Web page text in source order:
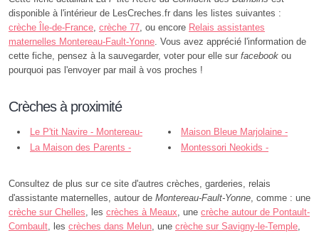
disponible à l'intérieur de LesCreches.fr dans les listes suivantes :
crèche Île-de-France, crèche 77, ou encore Relais assistantes
maternelles Montereau-Fault-Yonne. Vous avez apprécié l'information de
cette fiche, pensez à la sauvegarder, voter pour elle sur facebook ou
pourquoi pas l'envoyer par mail à vos proches !
Crèches à proximité
Le P'tit Navire - Montereau-
Fault-Yonne
Maison Bleue Marjolaine -
Montereau-Fault-Yonne
La Maison des Parents -
Montessori Neokids -
Consultez de plus sur ce site d'autres crèches, garderies, relais
d'assistante maternelles, autour de Montereau-Fault-Yonne, comme : une
crèche sur Chelles, les crèches à Meaux, une crèche autour de Pontault-
Combault, les crèches dans Melun, une crèche sur Savigny-le-Temple,